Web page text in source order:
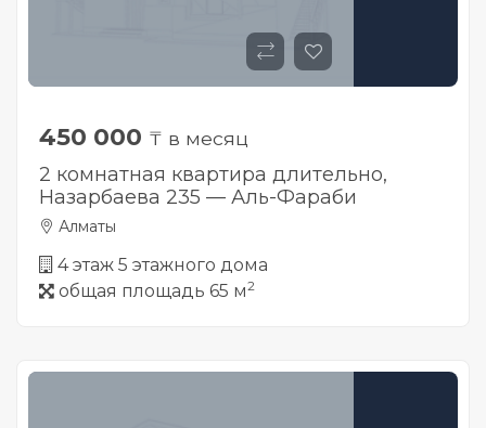
450 000 ₸ в месяц
2 комнатная квартира длительно,
Назарбаева 235 — Аль-Фараби
Алматы
4 этаж 5 этажного дома
общая площадь 65 м2